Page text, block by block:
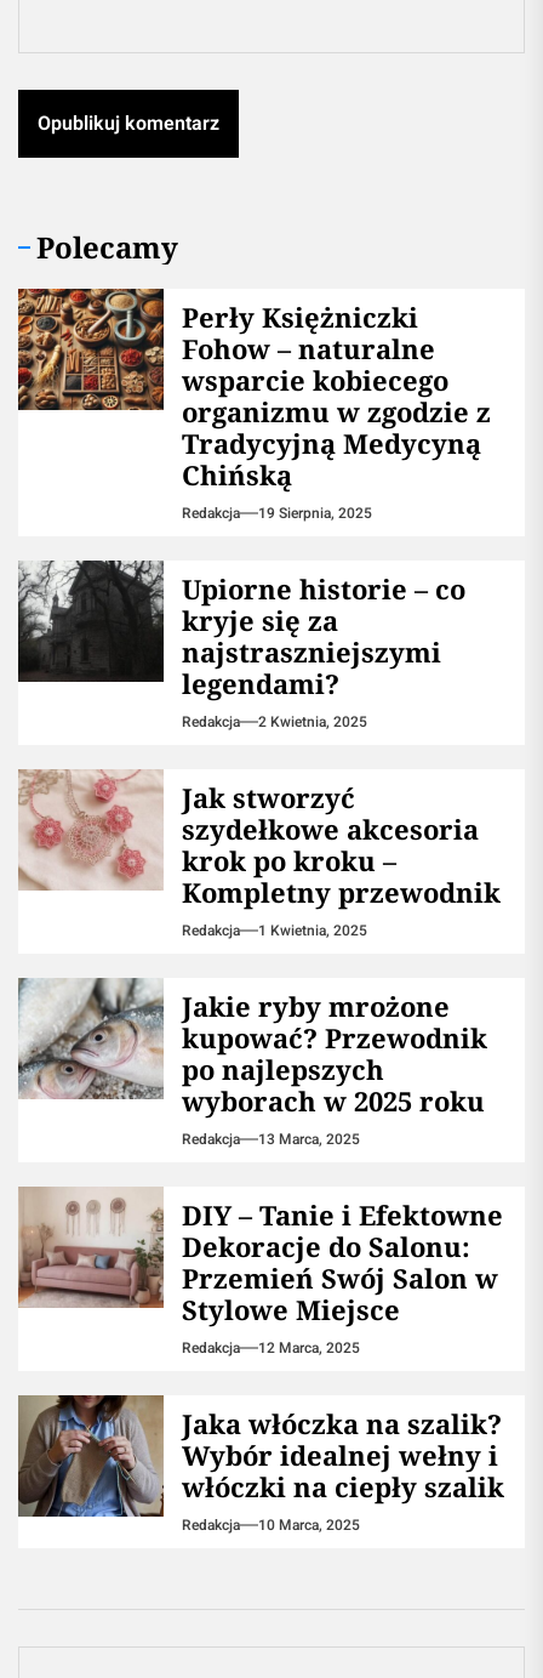
Polecamy
Perły Księżniczki
Fohow – naturalne
wsparcie kobiecego
organizmu w zgodzie z
Tradycyjną Medycyną
Chińską
Redakcja 19 Sierpnia, 2025
Upiorne historie – co
kryje się za
najstraszniejszymi
legendami?
Redakcja 2 Kwietnia, 2025
Jak stworzyć
szydełkowe akcesoria
krok po kroku –
Kompletny przewodnik
Redakcja 1 Kwietnia, 2025
Jakie ryby mrożone
kupować? Przewodnik
po najlepszych
wyborach w 2025 roku
Redakcja 13 Marca, 2025
DIY – Tanie i Efektowne
Dekoracje do Salonu:
Przemień Swój Salon w
Stylowe Miejsce
Redakcja 12 Marca, 2025
Jaka włóczka na szalik?
Wybór idealnej wełny i
włóczki na ciepły szalik
Redakcja 10 Marca, 2025